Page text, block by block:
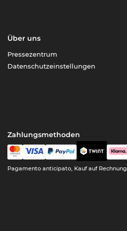
Über uns
Pressezentrum
Datenschutzeinstellungen
Zahlungsmethoden
Pagamento anticipato, Kauf auf Rechnung